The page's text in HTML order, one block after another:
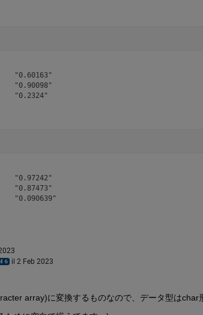
"0.60163"
"0.90098"
"0.97242"
"0.87473"
il 2 Feb 2023
array)に変換するものなので、データ型はchar